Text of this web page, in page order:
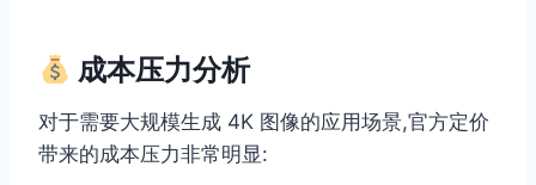
成本压力分析
对于需要大规模生成 4K 图像的应用场景,官方定价
带来的成本压力非常明显: